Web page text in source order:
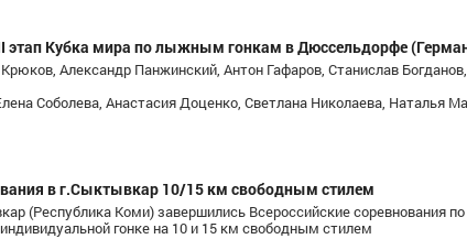
этап Кубка мира по лыжным гонкам в Дюссельдорфе
Александр Панжинский, Антон Гафаров, Станислав
Соболева, Анастасия Доценко, Светлана Николаева, Наталья
в г.Сыктывкар 10/15 км свободным стилем
(Республика Коми) завершились Всероссийские соревнования
гонке на 10 и 15 км свободным стилем